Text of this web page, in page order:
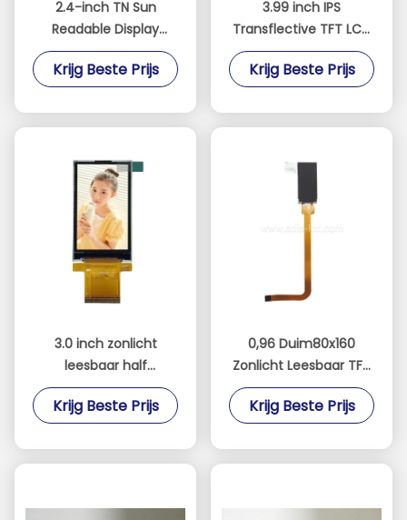
2.4-inch TN Sun
Readable Display
Semi-transparent en
Semi-reflecterend
MCU / RGB-interface
Krijg Beste Prijs
3.99 inch IPS
Transflective TFT LCD
MIPI Interface voor
industriële handheld
Krijg Beste Prijs
3.0 inch zonlicht
leesbaar half
transparante half
reflecterende TFT LCD
resolutie en meerdere
Krijg Beste Prijs
0,96 Duim80x160
Zonlicht Leesbaar TFT
met SPI-Interface
Krijg Beste Prijs